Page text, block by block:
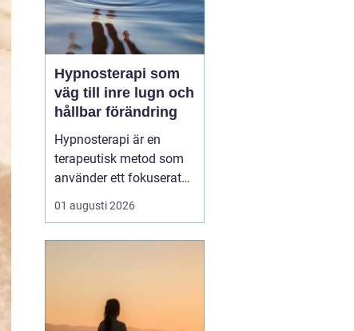
Hypnosterapi som
väg till inre lugn och
hållbar förändring
Hypnosterapi är en
terapeutisk metod som
använder ett fokuserat
och avslappnat
sinnestillstånd för att
kan personen få tillgå...
01 augusti 2026